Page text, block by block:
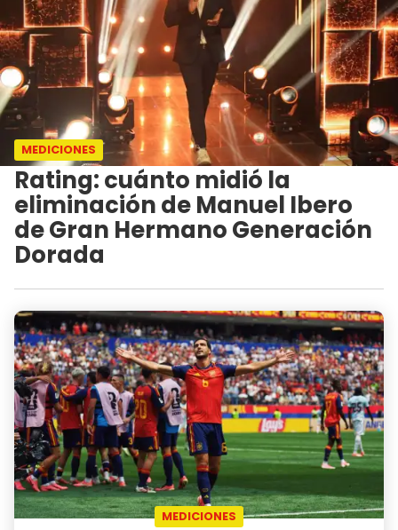
MEDICIONES
Rating: cuánto midió la
eliminación de Manuel Ibero
de Gran Hermano Generación
Dorada
MEDICIONES